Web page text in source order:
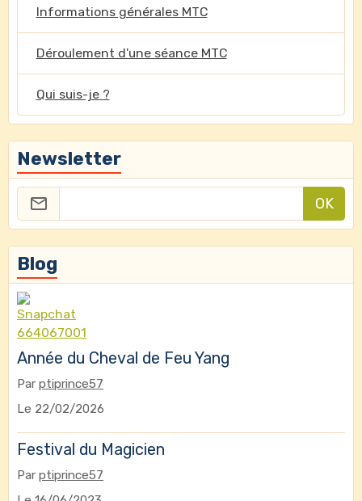
Informations générales MTC
Déroulement d'une séance MTC
Qui suis-je ?
Newsletter
OK
Blog
Année du Cheval de Feu Yang
Par ptiprince57
Le 22/02/2026
Festival du Magicien
Par ptiprince57